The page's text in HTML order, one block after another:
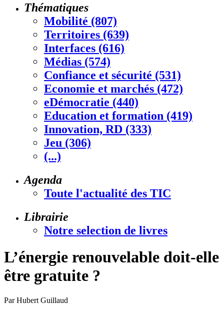
Thématiques
Mobilité (807)
Territoires (639)
Interfaces (616)
Médias (574)
Confiance et sécurité (531)
Economie et marchés (472)
eDémocratie (440)
Education et formation (419)
Innovation, RD (333)
Jeu (306)
(...)
Agenda
Toute l'actualité des TIC
Librairie
Notre selection de livres
L’énergie renouvelable doit-elle
être gratuite ?
Par Hubert Guillaud